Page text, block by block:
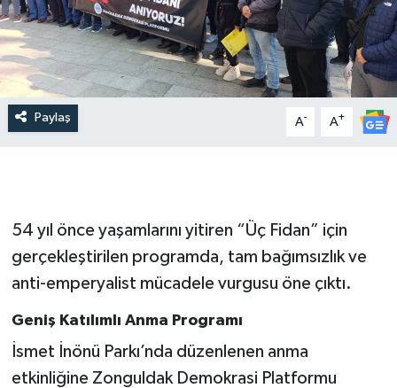
Paylaş A- A+
54 yıl önce yaşamlarını yitiren “Üç Fidan” için
gerçekleştirilen programda, tam bağımsızlık ve
anti-emperyalist mücadele vurgusu öne çıktı.
Geniş Katılımlı Anma Programı
İsmet İnönü Parkı’nda düzenlenen anma
etkinliğine Zonguldak Demokrasi Platformu